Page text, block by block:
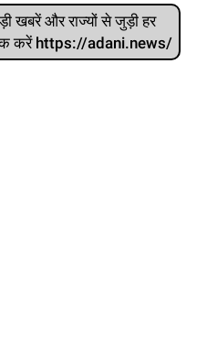
खबरें और राज्‍यों से जुड़ी हर
करें https://adani.news/